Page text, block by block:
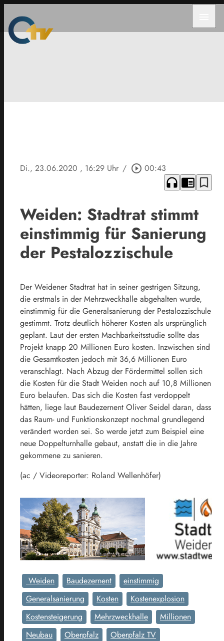
Di., 23.06.2020 , 16:29 Uhr / play_circle_outline 00:43
headphones chrome_reader_mode bookmark_border
Weiden: Stadtrat stimmt
einstimmig für Sanierung
der Pestalozzischule
Der Weidener Stadtrat hat in seiner gestrigen Sitzung,
die erstmals in der Mehrzweckhalle abgehalten wurde,
einstimmig für die Generalsanierung der Pestalozzischule
gestimmt. Trotz deutlich höherer Kosten als ursprünglich
geplant. Laut der ersten Machbarkeitsstudie sollte das
Projekt knapp 20 Millionen Euro kosten. Inzwischen sind
die Gesamtkosten jedoch mit 36,6 Millionen Euro
veranschlagt. Nach Abzug der Fördermittel sollen sich
die Kosten für die Stadt Weiden noch auf 10,8 Millionen
Euro belaufen. Das sich die Kosten fast verdoppelt
hätten, liege laut Baudezernent Oliver Seidel daran, dass
das Raum- und Funktionskonzept nochmal grundlegend
verändert worden sei. So werde jetzt zum Beispiel eine
neue Doppelturnhalle gebaut, anstatt die in die Jahre
gekommene zu sanieren.
(ac / Videoreporter: Roland Wellenhöfer)
Weiden Baudezernent
einstimmig
Generalsanierung
Kosten
Kostenexplosion
Kostensteigerung
Mehrzweckhalle
Millionen
Neubau
Oberpfalz
Oberpfalz TV